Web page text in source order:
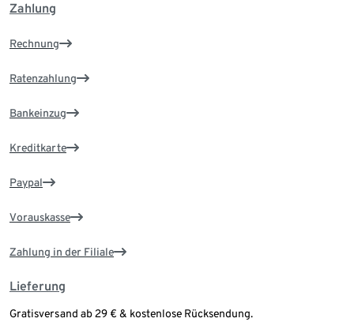
Zahlung
Rechnung
Ratenzahlung
Bankeinzug
Kreditkarte
Paypal
Vorauskasse
Zahlung in der Filiale
Lieferung
Gratisversand ab 29 € & kostenlose Rücksendung.